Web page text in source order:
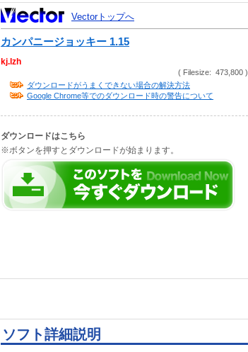
Vectorトップへ
カンパニージョッキー 1.15
kj.lzh
( Filesize: 473,800 )
ダウンロードがうまくできない場合の解決方法
Google Chrome等でのダウンロード時の警告について
ダウンロードはこちら
※ボタンを押すとダウンロードが始まります。
ソフト詳細説明